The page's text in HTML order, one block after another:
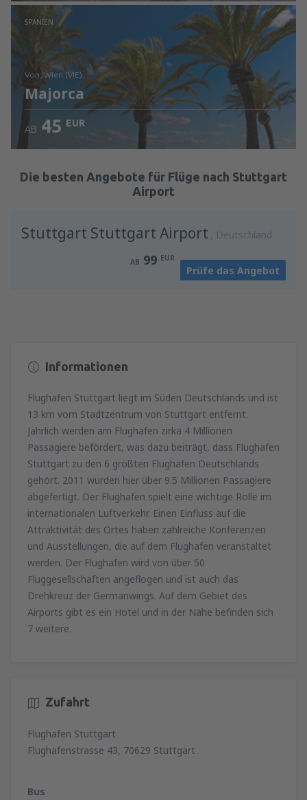
Prüfe die Einzelheiten
SPANIEN
von: Wien (VIE)
Majorca
Prüfe die Einzelheiten
AB 45 EUR
Die besten Angebote für Flüge nach Stuttgart
Airport
Stuttgart Stuttgart Airport Deutschland
AB 99 EUR
Prüfe das Angebot
Informationen
Flughafen Stuttgart liegt im Süden Deutschlands und ist
13 km vom Stadtzentrum von Stuttgart entfernt.
Jährlich werden am Flughafen zirka 4 Millionen
Passagiere befördert, was dazu beiträgt, dass Flughafen
Stuttgart zu den 6 größten Flughäfen Deutschlands
gehört. 2011 wurden hier über 9.5 Millionen Passagiere
abgefertigt. Der Flughafen spielt eine wichtige Rolle im
internationalen Luftverkehr. Einen Einfluss auf die
Attraktivität des Ortes haben zahlreiche Konferenzen
und Ausstellungen, die auf dem Flughafen veranstaltet
werden. Der Flughafen wird von über 50
Fluggesellschaften angeflogen und ist auch das
Drehkreuz der Germanwings. Auf dem Gebiet des
Airports gibt es ein Hotel und in der Nähe befinden sich
7 weitere.
Zufahrt
Flughafen Stuttgart
Flughafenstrasse 43, 70629 Stuttgart
Bus